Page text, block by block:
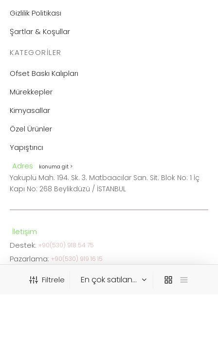
Filtrele
Gizlilik Politikası
Şartlar & Koşullar
KATEGORILER
Ofset Baskı Kalıpları
Mürekkepler
Kimyasallar
Özel Ürünler
Yapıştırıcı
Adres
konuma git >
Yakuplu Mah. 194. Sk. 3. Matbaacılar San. Sit. Blok No: 1 İç
Kapı No: 268 Beylikdüzü / İSTANBUL
İletişim
Destek: +90(530) 918 54 75
Pazarlama: +90(530) 919 16 15
info@ceskaistanbul.com